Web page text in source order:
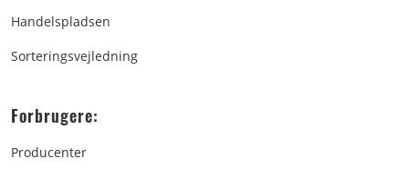
Handelspladsen
Sorteringsvejledning
Forbrugere:
Producenter